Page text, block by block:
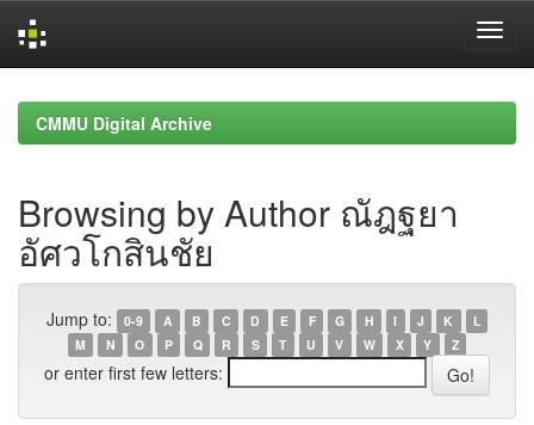
navigationCMMU Digital Archive
Browsing by Author ณัฎฐยา
อัศวโกสินชัย
Jump to: 0-9 A B C D E F G H I J K
L
M
N O P Q R S T U V W X Y Z
or enter first few letters: